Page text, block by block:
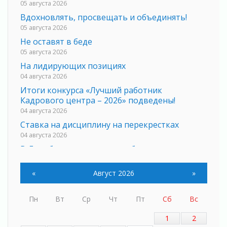
05 августа 2026
Вдохновлять, просвещать и объединять!
05 августа 2026
Не оставят в беде
05 августа 2026
На лидирующих позициях
04 августа 2026
Итоги конкурса «Лучший работник
Кадрового центра – 2026» подведены!
04 августа 2026
Ставка на дисциплину на перекрестках
04 августа 2026
В Ленобласти растет потребление
Полумрак бьёт по карману
« Август 2026 »
Пн Вт Ср Чт Пт Сб
Вс
1
2